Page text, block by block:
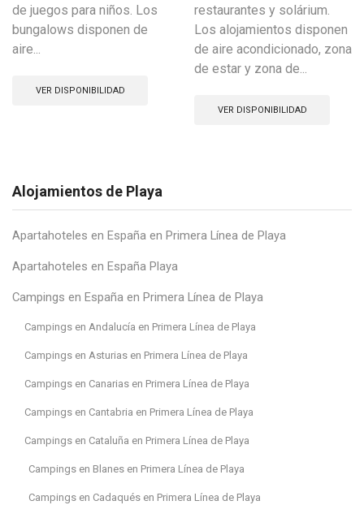
de juegos para niños. Los
bungalows disponen de
aire...
VER DISPONIBILIDAD
restaurantes y solárium.
Los alojamientos disponen
de aire acondicionado, zona
de estar y zona de...
VER DISPONIBILIDAD
Alojamientos de Playa
Apartahoteles en España en Primera Línea de Playa
Apartahoteles en España Playa
Campings en España en Primera Línea de Playa
Campings en Andalucía en Primera Línea de Playa
Campings en Asturias en Primera Línea de Playa
Campings en Canarias en Primera Línea de Playa
Campings en Cantabria en Primera Línea de Playa
Campings en Cataluña en Primera Línea de Playa
Campings en Blanes en Primera Línea de Playa
Campings en Cadaqués en Primera Línea de Playa